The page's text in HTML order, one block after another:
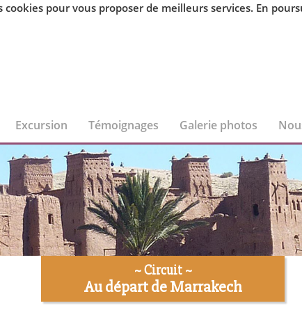
cookies pour vous proposer de meilleurs services. En
Excursion Témoignages Galerie photos
~ Circuit ~
Au départ de Marrakech